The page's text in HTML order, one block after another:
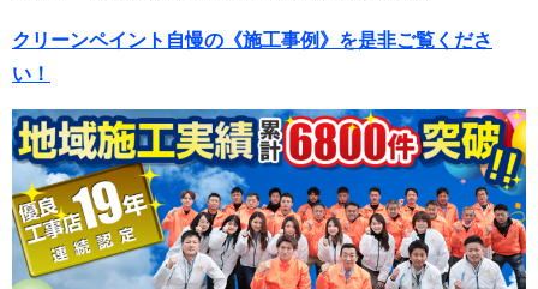
クリーンペイント自慢の《施工事例》を是非ご覧くださ
い！